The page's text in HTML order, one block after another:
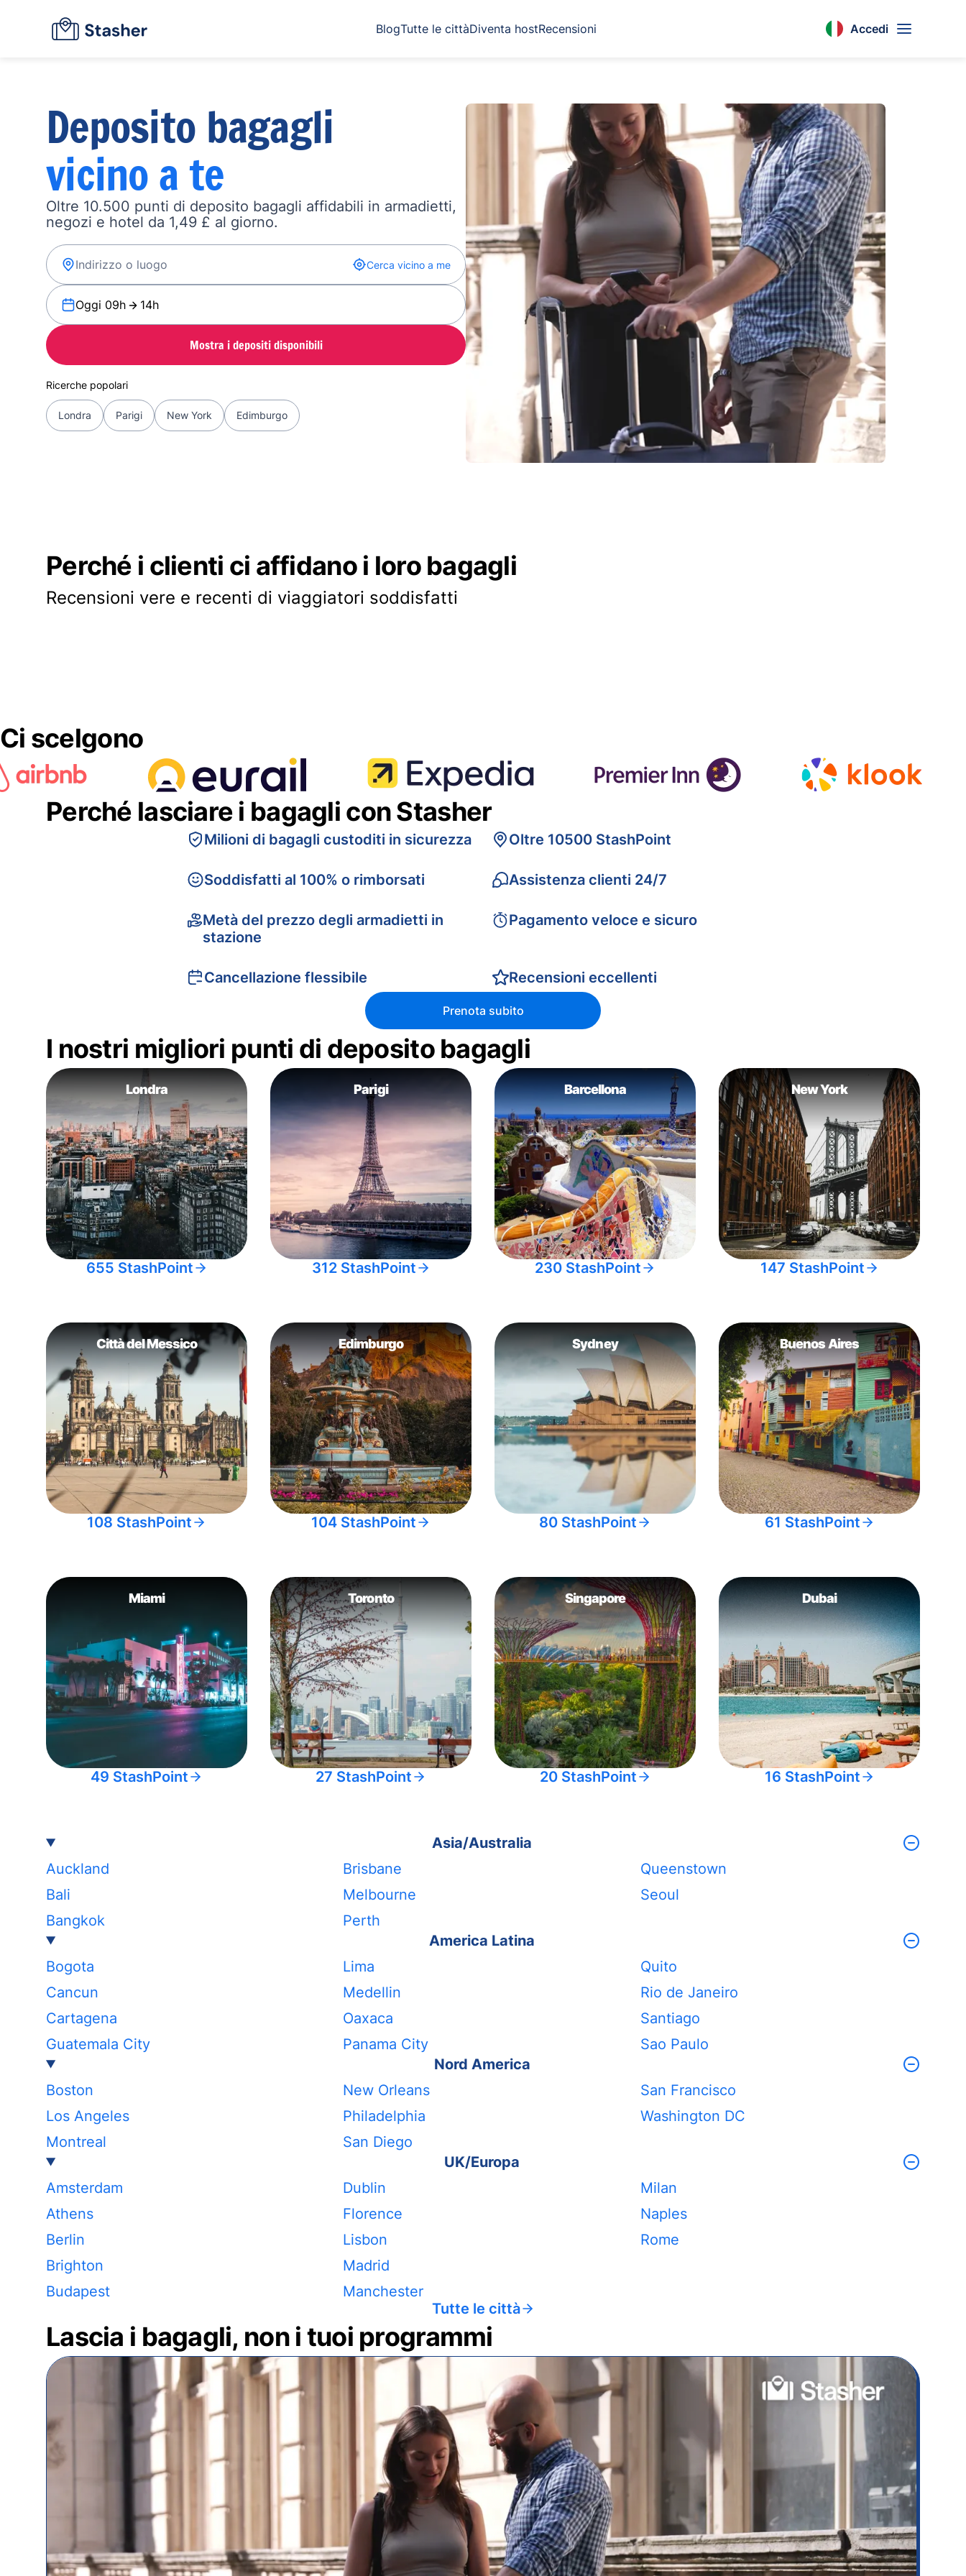
BlogTutte le cittàDiventa hostRecensioni Accedi
Deposito bagagli
vicino a te
Oltre 10.500 punti di deposito bagagli affidabili in armadietti,
negozi e hotel da 1,49 £ al giorno.
Cerca vicino a me
Oggi 09h 14h
Mostra i depositi disponibili
Ricerche popolari
Londra Parigi New York Edimburgo
Perché i clienti ci affidano i loro bagagli
Recensioni vere e recenti di viaggiatori soddisfatti
Ci scelgono
Perché lasciare i bagagli con Stasher
Milioni di bagagli custoditi in sicurezza
Soddisfatti al 100% o rimborsati
Metà del prezzo degli armadietti in
stazione
Cancellazione flessibile
Oltre 10500 StashPoint
Assistenza clienti 24/7
Pagamento veloce e sicuro
Recensioni eccellenti
Prenota subito
I nostri migliori punti di deposito bagagli
Londra
655 StashPoint
Parigi
312 StashPoint
Barcellona
230 StashPoint
New York
147 StashPoint
Città del Messico
108 StashPoint
Edimburgo
104 StashPoint
Sydney
80 StashPoint
Buenos Aires
61 StashPoint
Miami
49 StashPoint
Toronto
27 StashPoint
Singapore
20 StashPoint
Dubai
16 StashPoint
Asia/Australia
Auckland
Bali
Bangkok
Brisbane
Melbourne
Perth
Queenstown
Seoul
America Latina
Bogota
Cancun
Cartagena
Guatemala City
Lima
Medellin
Oaxaca
Panama City
Quito
Rio de Janeiro
Santiago
Sao Paulo
Nord America
Boston
Los Angeles
Montreal
New Orleans
Philadelphia
San Diego
San Francisco
Washington DC
UK/Europa
Amsterdam
Athens
Berlin
Brighton
Budapest
Dublin
Florence
Lisbon
Madrid
Manchester
Milan
Naples
Rome
Tutte le città
Lascia i bagagli, non i tuoi programmi